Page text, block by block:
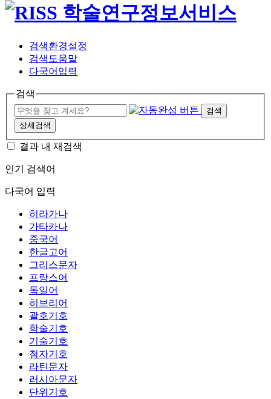
검색환경설정
검색도움말
다국어입력
검색
검색
상세검색
결과 내 재검색
인기 검색어
다국어 입력
히라가나
가타카나
중국어
한글고어
그리스문자
프랑스어
독일어
히브리어
괄호기호
학술기호
기술기호
첨자기호
라틴문자
러시아문자
단위기호